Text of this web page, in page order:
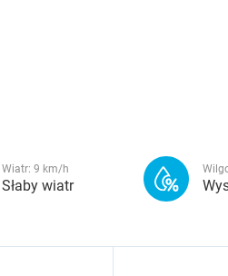
Wiatr: 9 km/h
Słaby wiatr